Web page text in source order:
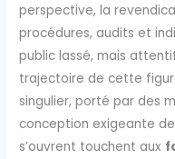
perspective, la
procédures, audits et
public lassé, mais
trajectoire de cette
singulier, porté par des
conception exigeante
s’ouvrent touchent aux